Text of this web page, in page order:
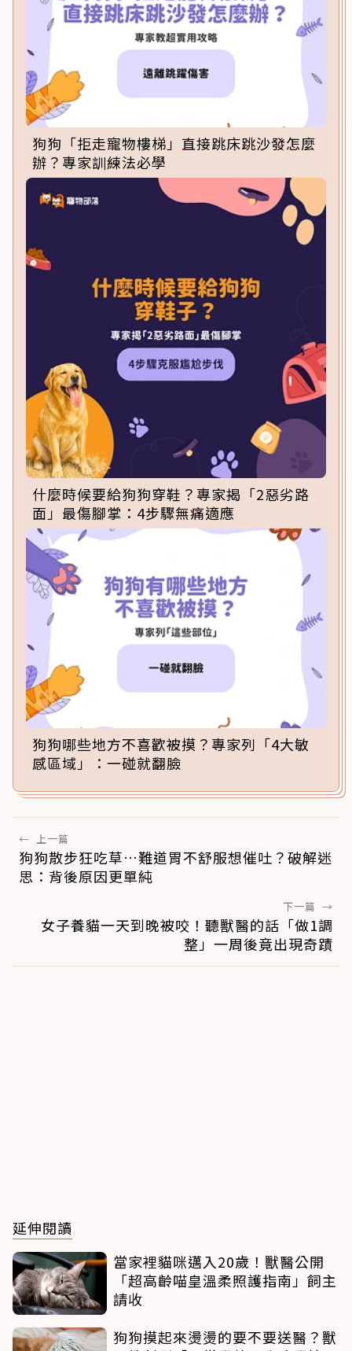
狗狗「拒走寵物樓梯」直接跳床跳沙發怎麼
辦？專家訓練法必學
什麼時候要給狗狗穿鞋？專家揭「2惡劣路
面」最傷腳掌：4步驟無痛適應
狗狗哪些地方不喜歡被摸？專家列「4大敏
感區域」：一碰就翻臉
← 上一篇
狗狗散步狂吃草…難道胃不舒服想催吐？破解迷
思：背後原因更單純
下一篇 →
女子養貓一天到晚被咬！聽獸醫的話「做1調
整」一周後竟出現奇蹟
延伸閱讀
當家裡貓咪邁入20歲！獸醫公開
「超高齡喵皇溫柔照護指南」飼主
請收
狗狗摸起來燙燙的要不要送醫？獸